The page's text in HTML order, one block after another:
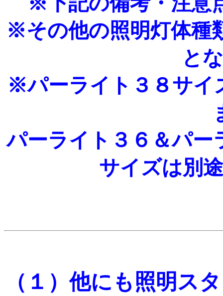
※その他の照明灯体種
と
※パーライト３８サイ
パーライト３６＆パー
サイズは別
（１）他にも照明ス